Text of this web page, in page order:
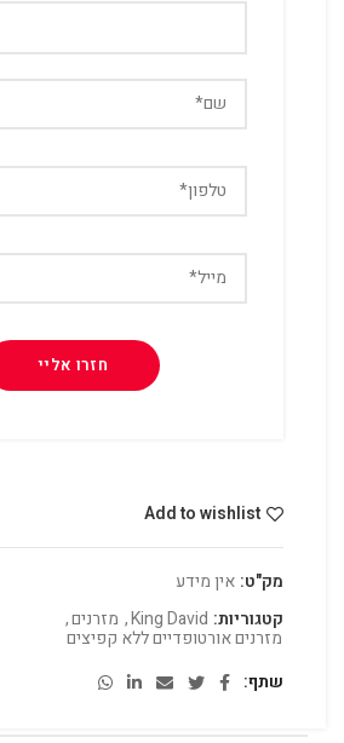
Add to wishlist
מק"ט: אין מידע
קטגוריות: King David
, מזרנים,
מזרנים אורטופדיים ללא קפיצים
שתף